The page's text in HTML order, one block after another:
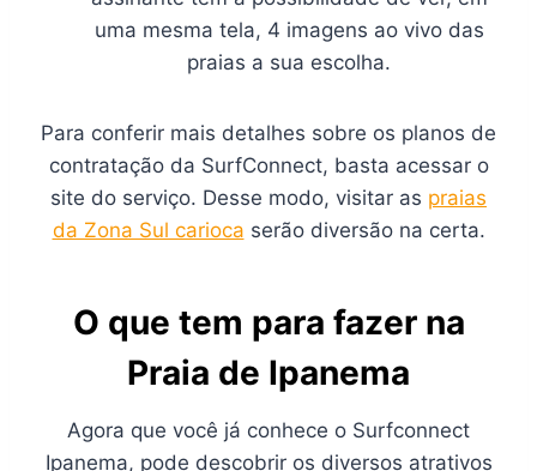
uma mesma tela, 4 imagens ao vivo das
praias a sua escolha.
Para conferir mais detalhes sobre os planos de
contratação da SurfConnect, basta acessar o
site do serviço. Desse modo, visitar as praias
da Zona Sul carioca serão diversão na certa.
O que tem para fazer na
Praia de Ipanema
Agora que você já conhece o Surfconnect
Ipanema, pode descobrir os diversos atrativos